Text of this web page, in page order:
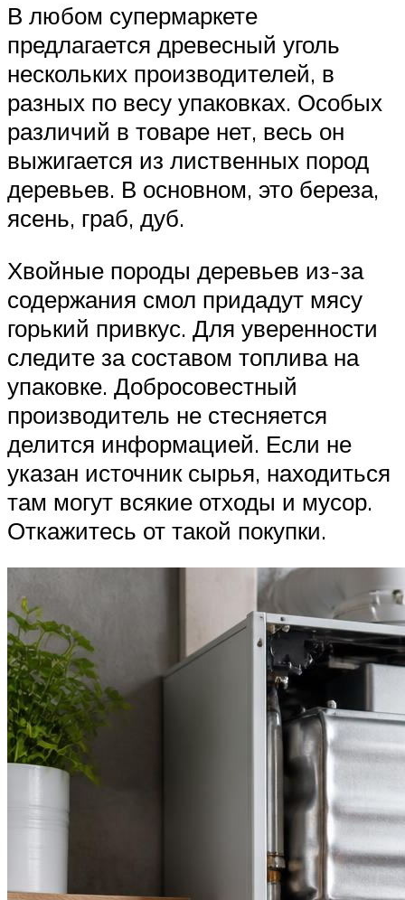
В любом супермаркете
предлагается древесный уголь
нескольких производителей, в
разных по весу упаковках. Особых
различий в товаре нет, весь он
выжигается из лиственных пород
деревьев. В основном, это береза,
ясень, граб, дуб.
Хвойные породы деревьев из-за
содержания смол придадут мясу
горький привкус. Для уверенности
следите за составом топлива на
упаковке. Добросовестный
производитель не стесняется
делится информацией. Если не
указан источник сырья, находиться
там могут всякие отходы и мусор.
Откажитесь от такой покупки.